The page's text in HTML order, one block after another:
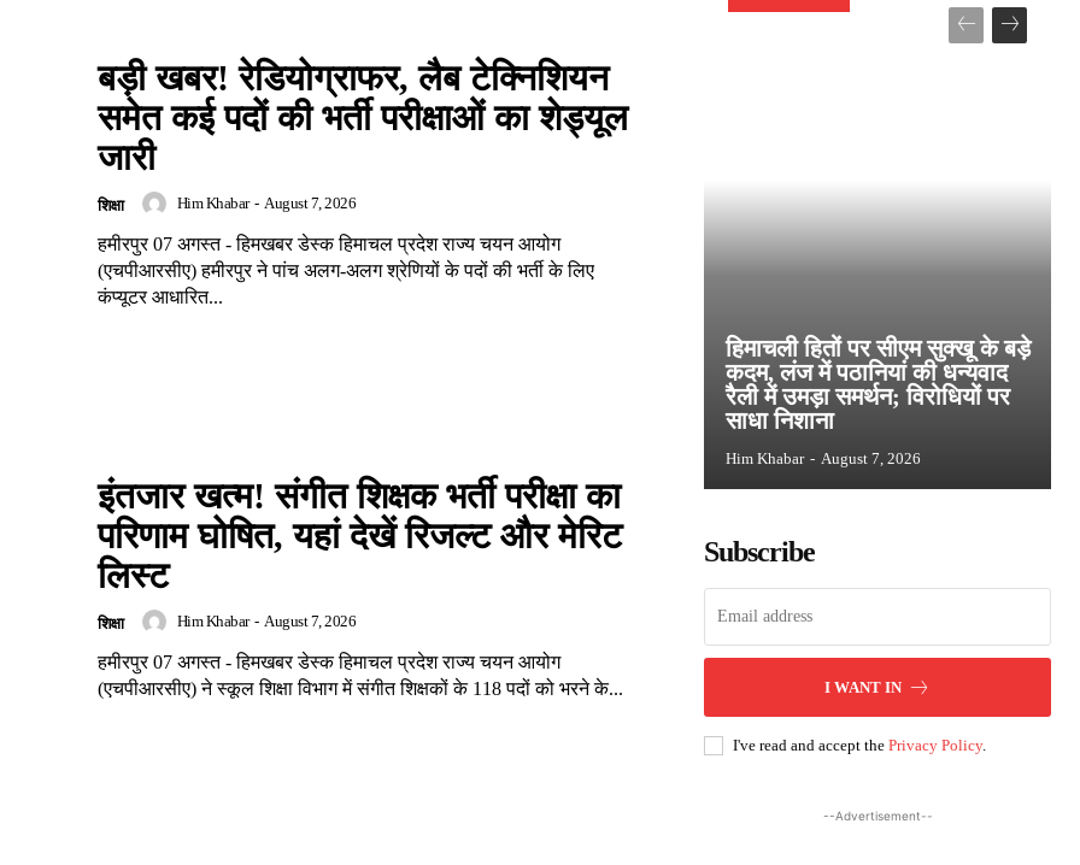
बड़ी खबर! रेडियोग्राफर, लैब टेक्निशियन
समेत कई पदों की भर्ती परीक्षाओं का शेड्यूल
जारी
शिक्षा Him Khabar - August 7, 2026
हमीरपुर 07 अगस्त - हिमखबर डेस्क हिमाचल प्रदेश राज्य चयन आयोग
(एचपीआरसीए) हमीरपुर ने पांच अलग-अलग श्रेणियों के पदों की भर्ती के लिए
कंप्यूटर आधारित...
इंतजार खत्म! संगीत शिक्षक भर्ती परीक्षा का
परिणाम घोषित, यहां देखें रिजल्ट और मेरिट
लिस्ट
शिक्षा Him Khabar - August 7, 2026
हमीरपुर 07 अगस्त - हिमखबर डेस्क हिमाचल प्रदेश राज्य चयन आयोग
(एचपीआरसीए) ने स्कूल शिक्षा विभाग में संगीत शिक्षकों के 118 पदों को भरने के...
हिमाचली हितों पर सीएम सुक्खू के बड़े
कदम, लंज में पठानियां की धन्यवाद
रैली में उमड़ा समर्थन; विरोधियों पर
साधा निशाना
Him Khabar - August 7, 2026
Subscribe
I WANT IN
I've read and accept the Privacy Policy.
--Advertisement--